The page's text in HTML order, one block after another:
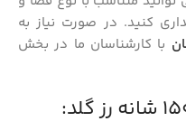
کنید. در صورت نیاز به
با کارشناسان ما در بخش